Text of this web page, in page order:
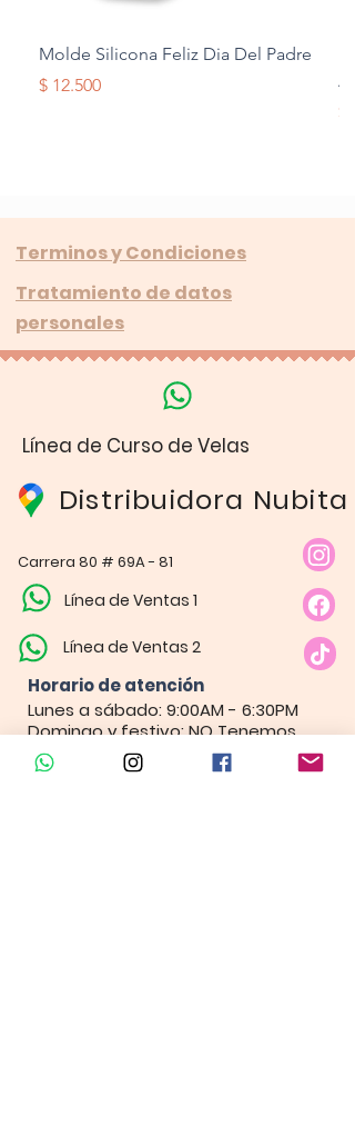
Molde Silicona Feliz Dia Del Padre
Precio
$ 12.500
$
Terminos y Condiciones
Tratamiento de datos
personales
Línea de Curso de Velas
Distribuidora Nubita
Carrera 80 # 69A - 81
Línea de Ventas 1
Línea de Ventas 2
Horario de atención​
Lunes a sábado: 9:00AM - 6:30PM
Domingo y festivo: NO Tenemos
Atención